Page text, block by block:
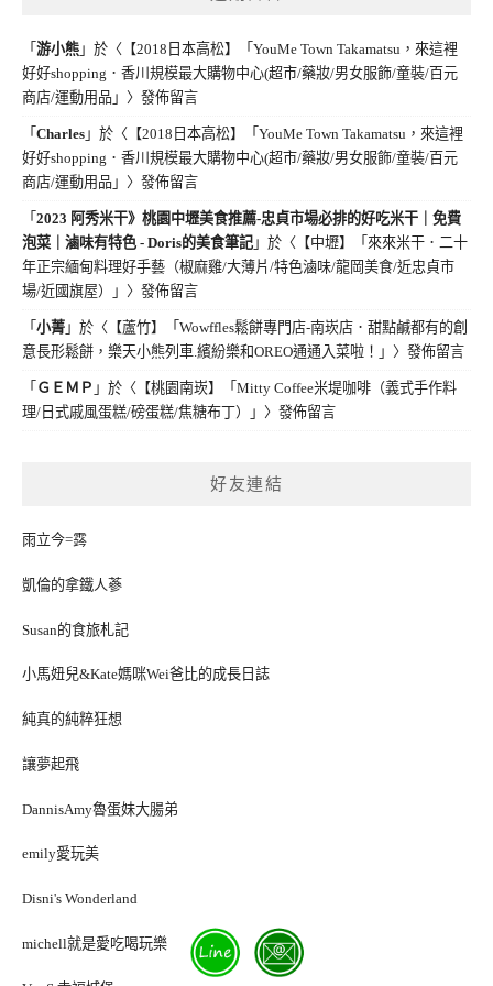
「 游小熊 」於〈 【2018日本高松】「YouMe Town Takamatsu，來這裡
好好shopping．香川規模最大購物中心(超市/藥妝/男女服飾/童裝/百元
商店/運動用品」 〉發佈留言
「 Charles 」於〈 【2018日本高松】「YouMe Town Takamatsu，來這裡
好好shopping．香川規模最大購物中心(超市/藥妝/男女服飾/童裝/百元
商店/運動用品」 〉發佈留言
「 2023 阿秀米干》桃園中壢美食推薦-忠貞市場必排的好吃米干｜免費
泡菜｜滷味有特色 - Doris的美食筆記 」於〈 【中壢】「來來米干．二十
年正宗緬甸料理好手藝（椒麻雞/大薄片/特色滷味/龍岡美食/近忠貞市
場/近國旗屋）」 〉發佈留言
「 小菁 」於〈 【蘆竹】「Wowffles鬆餅專門店-南崁店．甜點鹹都有的創
意長形鬆餅，樂天小熊列車.繽紛樂和OREO通通入菜啦！」 〉發佈留言
「 ＧＥＭＰ 」於〈 【桃園南崁】「Mitty Coffee米堤咖啡（義式手作料
理/日式戚風蛋糕/磅蛋糕/焦糖布丁）」 〉發佈留言
好友連結
雨立今=霠
凱倫的拿鐵人蔘
Susan的食旅札記
小馬妞兒&Kate媽咪Wei爸比的成長日誌
純真的純粹狂想
讓夢起飛
DannisAmy魯蛋妹大腸弟
emily愛玩美
Disni's Wonderland
michell就是愛吃喝玩樂